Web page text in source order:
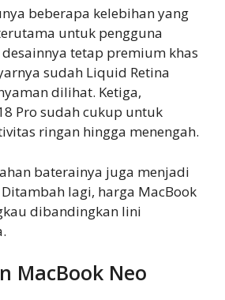
beberapa kelebihan yang
untuk pengguna
tetap premium khas
sudah Liquid Retina
dilihat. Ketiga,
Pro sudah cukup untuk
ringan hingga menengah.
baterainya juga menjadi
lagi, harga MacBook
dibandingkan lini
MacBook Neo